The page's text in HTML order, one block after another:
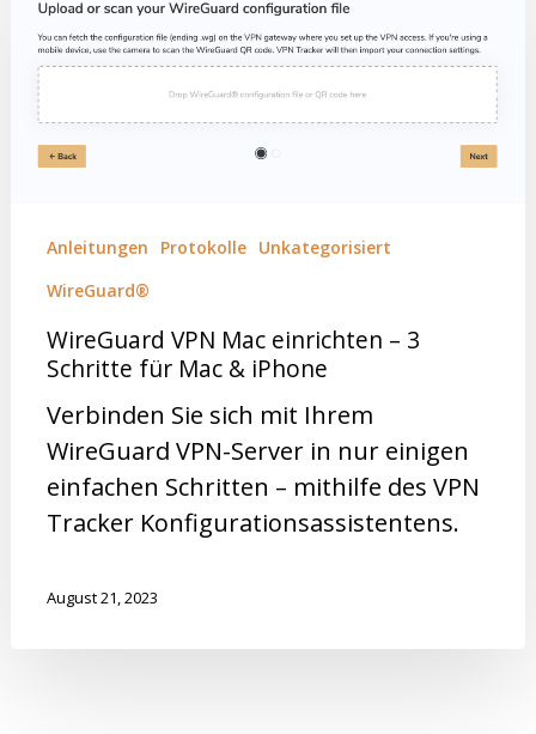
Anleitungen Protokolle Unkategorisiert
WireGuard®
WireGuard VPN Mac einrichten – 3
Schritte für Mac & iPhone
Verbinden Sie sich mit Ihrem
WireGuard VPN-Server in nur einigen
einfachen Schritten – mithilfe des VPN
Tracker Konfigurationsassistentens.
August 21, 2023